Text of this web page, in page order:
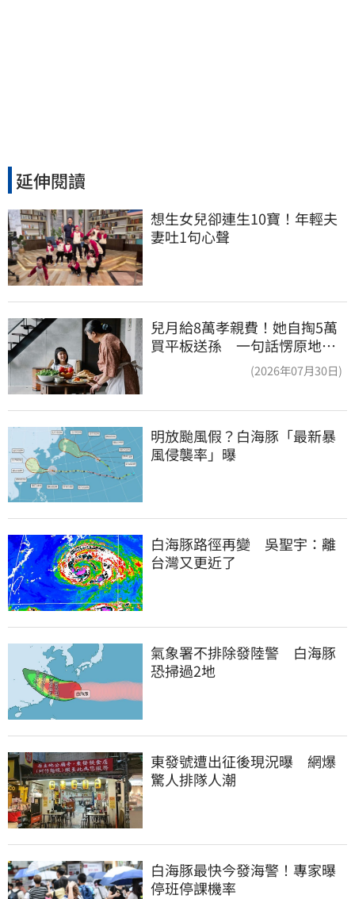
延伸閱讀
想生女兒卻連生10寶！年輕夫
妻吐1句心聲
兒月給8萬孝親費！她自掏5萬
買平板送孫 一句話愣原地
(2026年07月30日)
明放颱風假？白海豚「最新暴
風侵襲率」曝
白海豚路徑再變　吳聖宇：離
台灣又更近了
氣象署不排除發陸警　白海豚
恐掃過2地
東發號遭出征後現況曝　網爆
驚人排隊人潮
白海豚最快今發海警！專家曝
停班停課機率